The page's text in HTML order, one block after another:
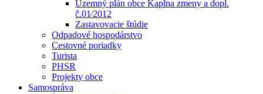
Územný plán obce Kaplna zmeny a dopl.
č.01⁄2012
Zastavovacie štúdie
Odpadové hospodárstvo
Cestovné poriadky
Turista
PHSR
Projekty obce
Samospráva